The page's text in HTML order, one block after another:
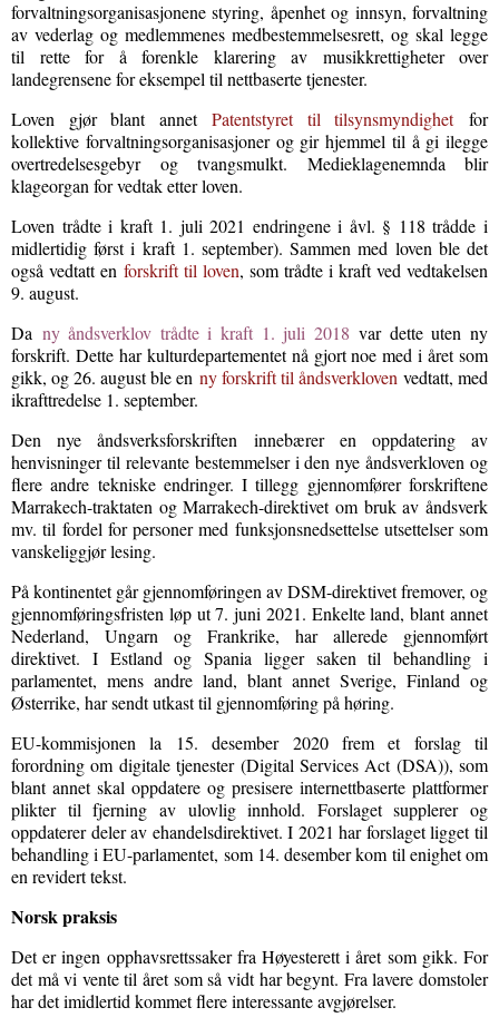
forvaltningsorganisasjonene styring, åpenhet og innsyn, forvaltning
av vederlag og medlemmenes medbestemmelsesrett, og skal legge
til rette for å forenkle klarering av musikkrettigheter over
landegrensene for eksempel til nettbaserte tjenester.
Loven gjør blant annetPatentstyret til tilsynsmyndighetfor
kollektive forvaltningsorganisasjoner og gir hjemmel til å gi ilegge
overtredelsesgebyr og tvangsmulkt. Medieklagenemnda blir
klageorgan for vedtak etter loven.
Loven trådte i kraft 1. juli 2021 endringene i åvl. § 118 trådde i
midlertidig først i kraft 1. september). Sammen med loven ble det
også vedtatt en forskrift til loven,som trådte i kraft ved vedtakelsen
9. august.
Da ny åndsverklov trådte i kraft 1. juli 2018 var dette uten ny
forskrift. Dette har kulturdepartementet nå gjort noe med i året som
gikk, og 26. august ble en ny forskrift til åndsverkloven vedtatt, med
ikrafttredelse 1. september.
Den nye åndsverksforskriften innebærer en oppdatering av
henvisninger til relevante bestemmelser i den nye åndsverkloven og
flere andre tekniske endringer. I tillegg gjennomfører forskriftene
Marrakech-traktaten og Marrakech-direktivet om bruk av åndsverk
mv. til fordel for personer med funksjonsnedsettelse utsettelser som
vanskeliggjør lesing.
På kontinentet går gjennomføringen av DSM-direktivet fremover, og
gjennomføringsfristen løp ut 7. juni 2021. Enkelte land, blant annet
Nederland, Ungarn og Frankrike, har allerede gjennomført
direktivet. I Estland og Spania ligger saken til behandling i
parlamentet, mens andre land, blant annet Sverige, Finland og
Østerrike, har sendt utkast til gjennomføring på høring.
EU-kommisjonen la 15. desember 2020 frem et forslag til
forordning om digitale tjenester (Digital Services Act (DSA)), som
blant annet skal oppdatere og presisere internettbaserte plattformer
plikter til fjerning av ulovlig innhold. Forslaget supplerer og
oppdaterer deler av ehandelsdirektivet. I 2021 har forslaget ligget til
behandling i EU-parlamentet, som 14. desember kom til enighet om
en revidert tekst.
Norsk praksis
Det er ingen opphavsrettssaker fra Høyesterett i året som gikk. For
det må vi vente til året som så vidt har begynt. Fra lavere domstoler
har det imidlertid kommet flere interessante avgjørelser.